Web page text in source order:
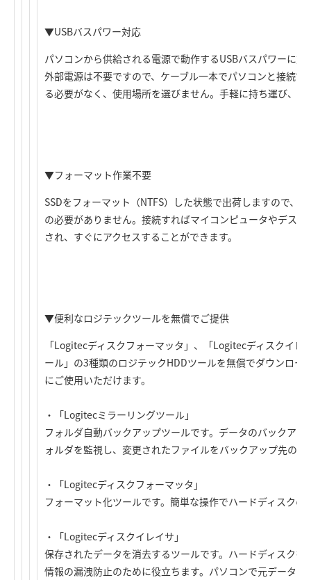
▼USBバスパワー対応
パソコンから供給される電源で動作するUSBバスパワーに
外部電源は不要ですので、ケーブル一本でパソコンと接続
る必要がなく、使用場所を選びません。手軽に持ち運び、
▼フォーマット作業不要
SSDをフォーマット（NTFS）した状態で出荷しますので、
の必要がありません。接続すればマイコンピュータやデス
され、すぐにアクセスすることができます。
▼便利なロジテックツールを無償でご提供
「Logitecディスクフォーマッタ」、「Logitecディスクイ
ール」の3種類のロジテックHDDツールを無償でダウンロー
にご使用いただけます。
・「Logitecミラーリングツール」
フォルダ自動バックアップツールです。データのバックア
ォルダを監視し、変更されたファイルをバックアップ先の
・「Logitecディスクフォーマッタ」
フォーマット化ツールです。簡単な操作でハードディスクの
・「Logitecディスクイレイサ」
保存されたデータを消去するツールです。ハードディスク
情報の漏洩防止のために役立ちます。パソコンで元データ